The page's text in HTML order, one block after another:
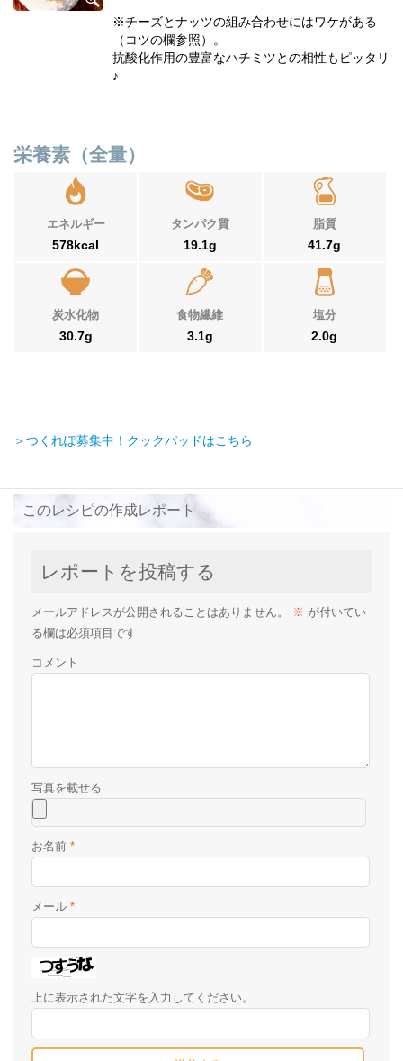
※チーズとナッツの組み合わせにはワケがある
（コツの欄参照）。
抗酸化作用の豊富なハチミツとの相性もピッタリ
♪
栄養素（全量）
エネルギー
578kcal
タンパク質
19.1g
脂質
41.7g
炭水化物
30.7g
食物繊維
3.1g
塩分
2.0g
＞つくれぽ募集中！クックパッドはこちら
このレシピの作成レポート
レポートを投稿する
メールアドレスが公開されることはありません。 ※ が付いてい
る欄は必須項目です
コメント
お名前 *
メール *
上に表示された文字を入力してください。